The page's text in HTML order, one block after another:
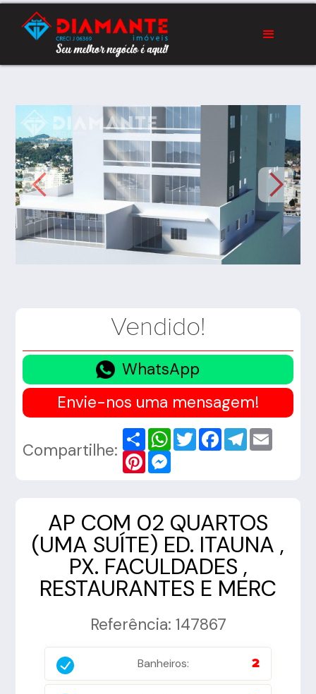
Vendido!
WhatsApp
Envie-nos uma mensagem!
Compartilhe:
Share WhatsApp
TwitterFacebookTelegram
Pinterest
AP COM 02 QUARTOS
(UMA SUÍTE) ED. ITAUNA ,
PX. FACULDADES ,
RESTAURANTES E MERC
Referência: 147867
Banheiros: 2